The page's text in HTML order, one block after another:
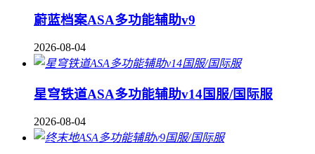
蔚蓝档案ASA多功能辅助v9
2026-08-04
星穹铁道ASA多功能辅助v14国服/国际服
2026-08-04